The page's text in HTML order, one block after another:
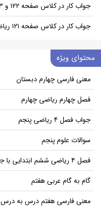
جواب کار در کلاس صفحه ۱۲۲ و ۱۲۳ ریاضی دهم
جواب کار در کلاس صفحه ۱۲۱ ریاضی دهم
محتوای ویژه
معنی فارسی چهارم دبستان
فصل چهارم ریاضی چهارم
جواب فصل ۴ ریاضی پنجم
سوالات علوم پنجم
فصل ۴ ریاضی ششم ابتدایی با جواب
گام به گام عربی هفتم
معنی فارسی هفتم درس به درس